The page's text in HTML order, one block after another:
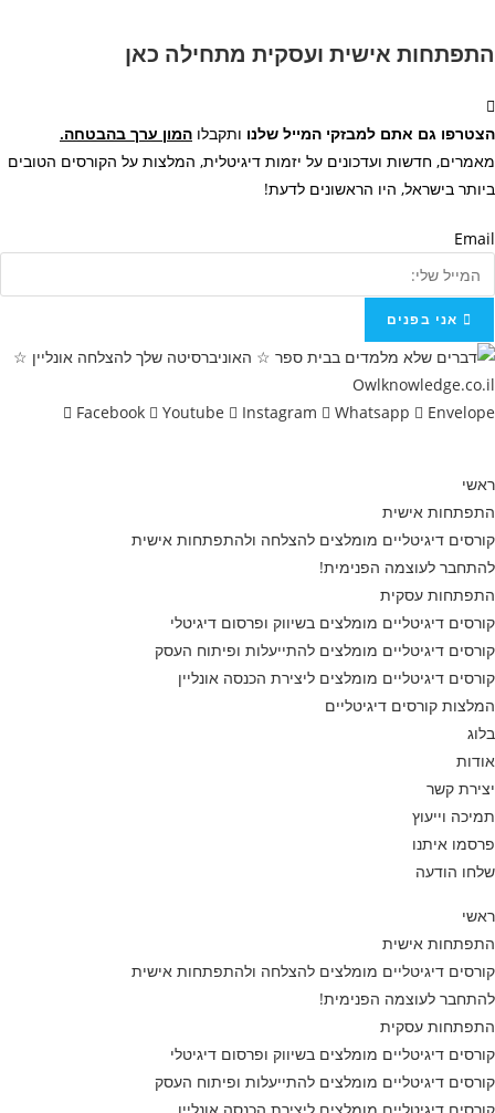
התפתחות אישית ועסקית מתחילה כאן
הצטרפו גם אתם למבזקי המייל שלנו ותקבלו המון ערך בהבטחה.
מאמרים, חדשות ועדכונים על יזמות דיגיטלית, המלצות על הקורסים הטובים
ביותר בישראל, היו הראשונים לדעת!
Email
אני בפנים
Facebook Youtube Instagram Whatsapp Envelope
ראשי
התפתחות אישית
קורסים דיגיטליים מומלצים להצלחה ולהתפתחות אישית
להתחבר לעוצמה הפנימית!
התפתחות עסקית
קורסים דיגיטליים מומלצים בשיווק ופרסום דיגיטלי
קורסים דיגיטליים מומלצים להתייעלות ופיתוח העסק
קורסים דיגיטליים מומלצים ליצירת הכנסה אונליין
המלצות קורסים דיגיטליים
בלוג
אודות
יצירת קשר
תמיכה וייעוץ
פרסמו איתנו
שלחו הודעה
ראשי
התפתחות אישית
קורסים דיגיטליים מומלצים להצלחה ולהתפתחות אישית
להתחבר לעוצמה הפנימית!
התפתחות עסקית
קורסים דיגיטליים מומלצים בשיווק ופרסום דיגיטלי
קורסים דיגיטליים מומלצים להתייעלות ופיתוח העסק